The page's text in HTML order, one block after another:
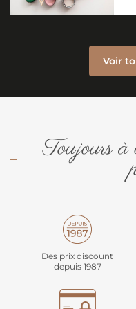
Voir
Toujours à
Des prix discount
depuis 1987